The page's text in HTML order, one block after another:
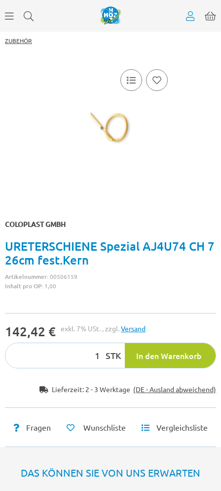
ZUBEHÖR
COLOPLAST GMBH
URETERSCHIENE Spezial AJ4U74 CH 7
26cm fest.Kern
Artikelnummer:00506159
Inhalt pro OP: 1,00
142,42 € exkl. 7% USt. , zzgl.Versand
STK In den Warenkorb
Lieferzeit: 2 - 3 Werktage (DE - Ausland abweichend)
Fragen Wunschliste Vergleichsliste
DAS KÖNNEN SIE VON UNS ERWARTEN